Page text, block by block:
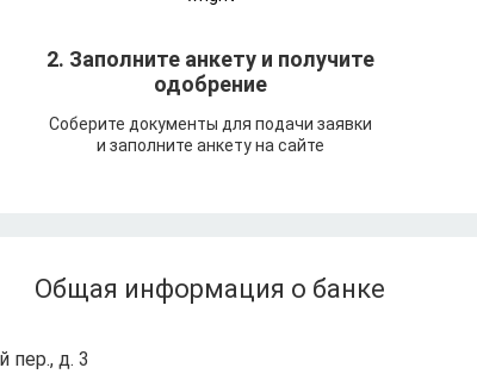
2. Заполните анкету и получите
одобрение
Соберите документы для подачи заявки
и заполните анкету на сайте
Общая информация о банке
пер., д. 3